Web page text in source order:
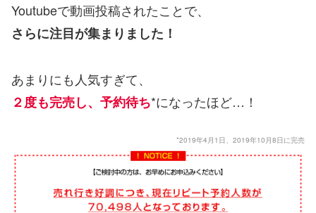
Youtubeで動画投稿されたことで、
さらに注目が集まりました！
あまりにも人気すぎて、
２度も完売し、予約待ち*になったほど…！
*2019年4月1日、2019年10月8日に完売